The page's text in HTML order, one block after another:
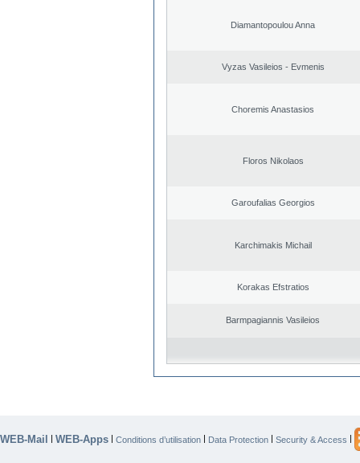
Diamantopoulou Anna
Vyzas Vasileios - Evmenis
Choremis Anastasios
Floros Nikolaos
Garoufalias Georgios
Karchimakis Michail
Korakas Efstratios
Barmpagiannis Vasileios
WEB-Mail | WEB-Apps | Conditions d’utilisation | Data Protection | Security & Access |